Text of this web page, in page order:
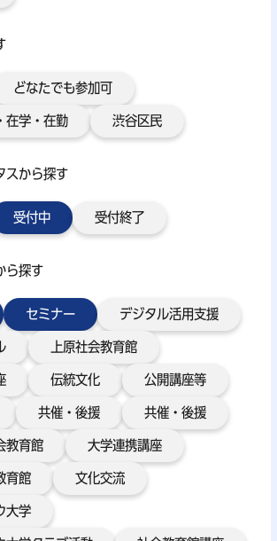
どなたでも参加可
在学・在勤 渋谷区民
スから探す
受付中 受付終了
ら探す
セミナー デジタル活用支援
上原社会教育館
伝統文化 公開講座等
共催・後援 共催・後援
教育館 大学連携講座
育館 文化交流
大学